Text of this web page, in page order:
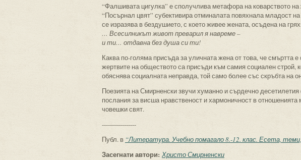
“Фалшивата цигулка” е сполучлива метафора на коварството
“Посърнал цвят” субективира отминалата повяхнала младост
се изразява в бездушието, с което живее жената, осъдена на
… Всесилникът живот преварил я навреме –
и ти… отдавна без душа си ти!
Каква по-голяма присъда за уличната жена от това, че смъртта
жертвите на обществото са присъди към самия социален строй,
обяснява социалната неправда, той само более със скръбта на
Поезията на Смирненски звучи хуманно и сърдечно
послания за висша нравственост и хармоничност в
човешки свят.
-----------------
Публ. в “Литература. Учебно помагало 8.-12. клас. Есета,
Засегнати автори: Христо Смирненски